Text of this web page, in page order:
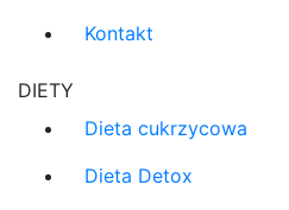
Kontakt
DIETY
Dieta cukrzycowa
Dieta Detox